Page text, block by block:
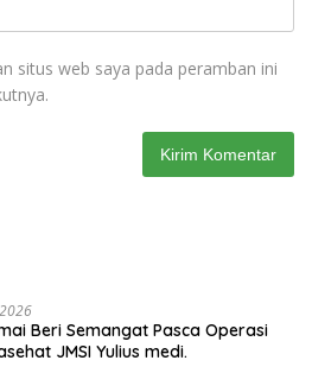
situs web saya pada peramban ini
Beri Semangat Pasca Operasi
JMSI Yulius medi.